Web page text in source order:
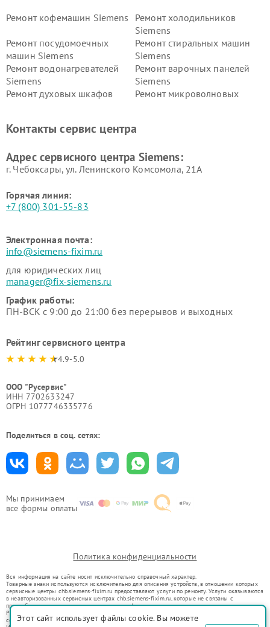
Мы принимаем
все формы оплаты
Ремонт кофемашин Siemens
Ремонт холодильников
Siemens
Ремонт посудомоечных
машин Siemens
Ремонт стиральных машин
Siemens
Ремонт водонагревателей
Siemens
Ремонт варочных панелей
Siemens
Ремонт духовых шкафов
Ремонт микроволновых
Siemens
Siemens
Siemens
Siemens
Контакты сервис центра
Адрес сервисного центра Siemens:
г. Чебоксары, ул. Ленинского Комсомола, 21А
Горячая линия:
+7 (800) 301-55-83
Электронная почта:
info@siemens-fixim.ru
для юридических лиц
manager@fix-siemens.ru
График работы:
ПН-ВСК с 9:00 до 21:00 без перерывов и выходных
Рейтинг сервисного центра
4.9-5.0
ООО "Русервис"
ИНН 7702633247
ОГРН 1077746335776
Поделиться в соц. сетях:
Политика конфиденциальности
Вся информация на сайте носит исключительно справочный характер.
Товарные знаки используются исключительно для описания устройств, в отношении которых
сервисные центры chb.siemens-fixim.ru предоставляют услуги по ремонту. Услуги оказываются
в неавторизованных сервисных центрах chb.siemens-fixim.ru, которые не связаны с
правообладателями товарных знаков или их официальными представителями.
Ремонт осуществляется для устройств, уже введенных в гражданский оборот в соответствии
со статьей 1487 ГК РФ.
Этот сайт использует файлы cookie. Вы можете